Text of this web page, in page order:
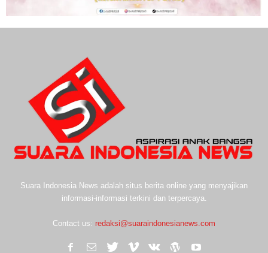
Suara Indonesia News adalah situs berita online yang menyajikan
informasi-informasi terkini dan terpercaya.
Contact us: redaksi@suaraindonesianews.com